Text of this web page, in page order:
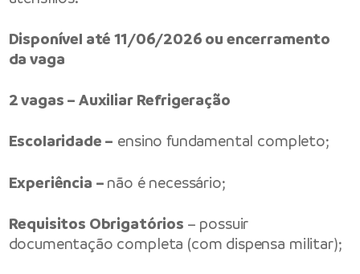
Disponível até 11/06/2026 ou encerramento
da vaga
2 vagas – Auxiliar Refrigeração
Escolaridade – ensino fundamental completo;
Experiência – não é necessário;
Requisitos Obrigatórios – possuir
documentação completa (com dispensa militar);